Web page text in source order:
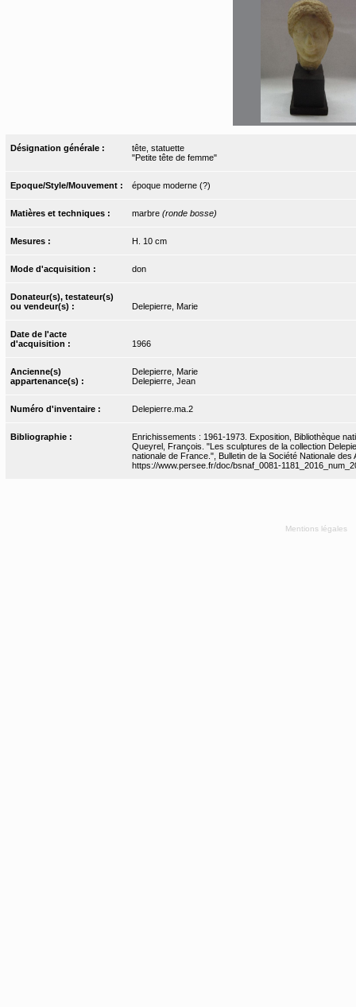
Désignation générale :
tête, statuette
"Petite tête de femme"
Epoque/Style/Mouvement : époque moderne (?)
Matières et techniques : marbre (ronde bosse)
Mesures : H. 10 cm
Mode d'acquisition : don
Donateur(s), testateur(s)
ou vendeur(s) :
Delepierre, Marie
Date de l'acte
d'acquisition :
1966
Ancienne(s)
appartenance(s) :
Delepierre, Marie
Delepierre, Jean
Numéro d'inventaire : Delepierre.ma.2
Bibliographie :
Enrichissements : 1961-1973. Exposition, Bibliothèque
Queyrel, François. "Les sculptures de la collection
nationale de France.", Bulletin de la Société Nationale
https://www.persee.fr/doc/bsnaf_0081-
Mentions légales